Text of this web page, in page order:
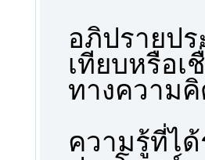
2.3 ขั้น
อภิปรายป
เทียบหรือเ
ทางความ
ความรู้ที่ไ